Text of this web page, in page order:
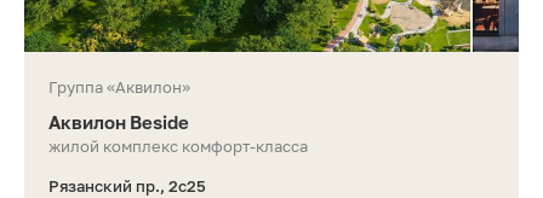
Группа «Аквилон»
Аквилон Beside
жилой комплекс комфорт-класса
Рязанский пр., 2с25